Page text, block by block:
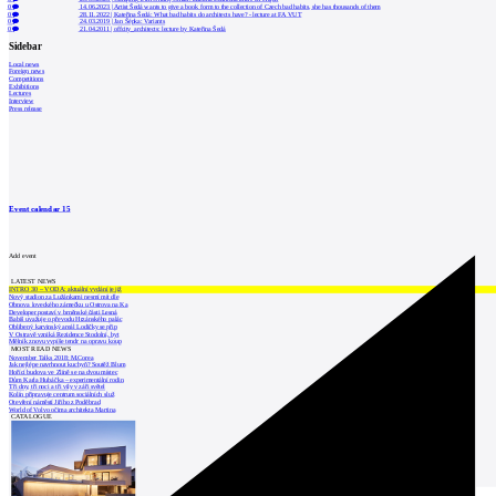
0
14.06.2023 | Artist Šedá wants to give a book form to the collection of Czech bad habits, she has thousands of them
0
28.11.2022| Kateřina Šedá: What bad habits do architects have? - lecture at FA VUT
0
24.03.2019 |Jan Šépka: Variants
0
21.04.2011 | offcity_architects: lecture by Kateřina Šedá
Sidebar
Local news
Foreign news
Competitions
Exhibitions
Lectures
Interview
Press release
Event calendar15
Add event
LATEST NEWS
INTRO 30 – VODA: aktuální vydání je již
Nový stadion za Lužánkami nesmí mít dle
Obnova loveckého zámečku u Ostrova na Ka
Developer postaví v brněnské části Lesná
Babiš uvažuje o převodu Hrzánského palác
Oblíbený karvinský areál Lodičky se přip
V Ostravě vzniká Rezidence Stodolní, byt
Mělník znovu vypíše tendr na opravu koup
MOST READ NEWS
November Talks 2018: M.Corea
Jak nejlépe navrhnout kuchyň? Soutěž Blum
Hořící budova ve Zlíně se na dvou místec
Dům Karla Hubáčka – experimentální rodin
Tři dny, tři noci a tři vily v záři světel
Kolín připravuje centrum sociálních služ
Otevření náměstí Jiřího z Poděbrad
World of Volvo očima architekta Martina
CATALOGUE